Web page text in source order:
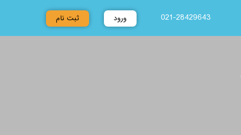
021-28429643 ورود ثبت نام